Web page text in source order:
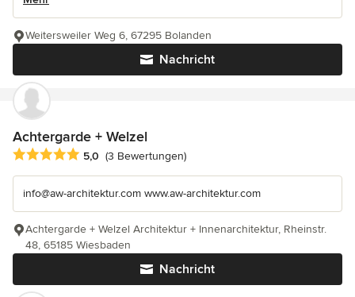
Nachricht
Weitersweiler Weg 6, 67295 Bolanden
Achtergarde + Welzel
Durchschnittliche Bewertung: 5 von 5 Sternen
5,0 (3 Bewertungen)
info@aw-architektur.com www.aw-architektur.com
Nachricht
Achtergarde + Welzel Architektur + Innenarchitektur, Rheinstr.
48, 65185 Wiesbaden